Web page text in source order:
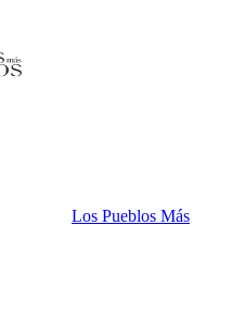
Los Pueblos Más